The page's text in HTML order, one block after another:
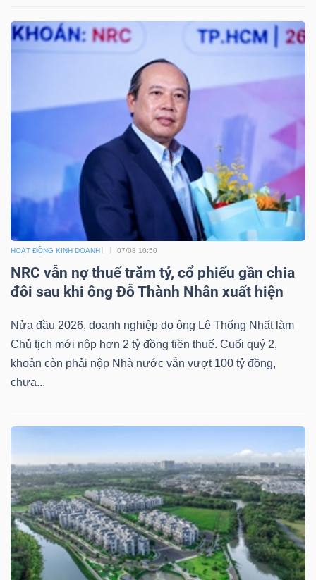
HOẠT ĐỘNG KINH DOANH 07/08 10:50
NRC vẫn nợ thuế trăm tỷ, cổ phiếu gần chia
đôi sau khi ông Đỗ Thành Nhân xuất hiện
Nửa đầu 2026, doanh nghiệp do ông Lê Thống Nhất làm
Chủ tịch mới nộp hơn 2 tỷ đồng tiền thuế. Cuối quý 2,
khoản còn phải nộp Nhà nước vẫn vượt 100 tỷ đồng,
chưa...
Công
thông
chính
Dữ
liệu
tài
chính